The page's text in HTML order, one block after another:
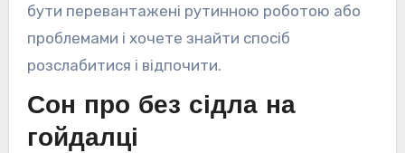
бути перевантажені рутинною роботою або
проблемами і хочете знайти спосіб
розслабитися і відпочити.
Сон про без сідла на
гойдалці